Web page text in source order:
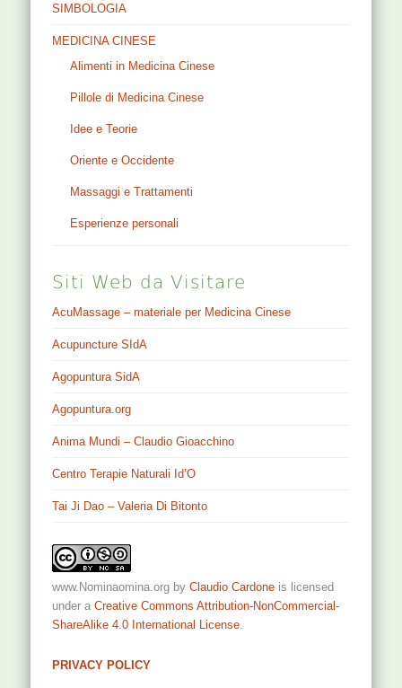
SIMBOLOGIA
MEDICINA CINESE
Alimenti in Medicina Cinese
Pillole di Medicina Cinese
Idee e Teorie
Oriente e Occidente
Massaggi e Trattamenti
Esperienze personali
Siti Web da Visitare
AcuMassage – materiale per Medicina Cinese
Acupuncture SIdA
Agopuntura SidA
Agopuntura.org
Anima Mundi – Claudio Gioacchino
Centro Terapie Naturali Id’O
Tai Ji Dao – Valeria Di Bitonto
www.Nominaomina.org byClaudio Cardone is licensed
under aCreative Commons Attribution-NonCommercial-
ShareAlike 4.0 International License.
PRIVACY POLICY